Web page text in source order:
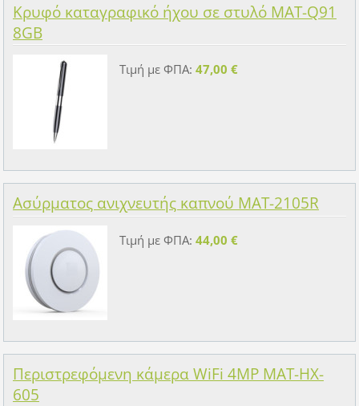
Κρυφό καταγραφικό ήχου σε στυλό MAT-Q91
8GB
Τιμή με ΦΠΑ: 47,00 €
Ασύρματος ανιχνευτής καπνού MAT-2105R
Τιμή με ΦΠΑ: 44,00 €
Περιστρεφόμενη κάμερα WiFi 4MP MAT-HX-
605